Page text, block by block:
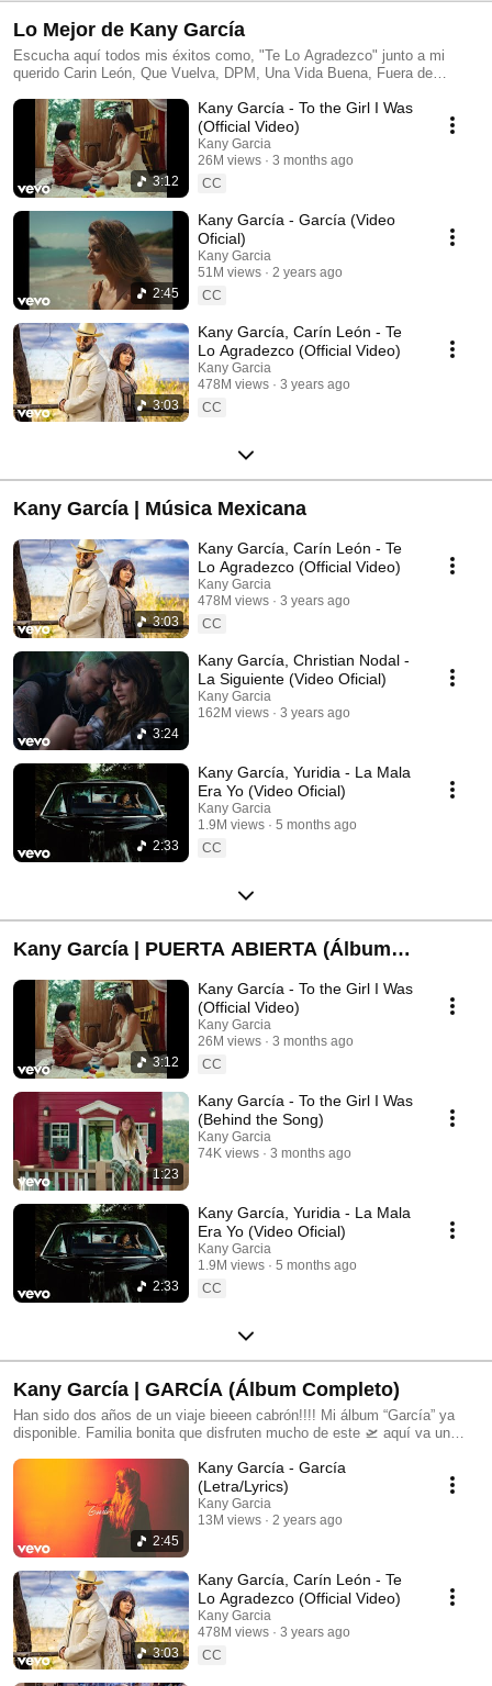
Lo Mejor de Kany García
Escucha aquí todos mis éxitos como, "Te Lo Agradezco" junto a mi
querido Carin León, Que Vuelva, DPM, Una Vida Buena, Fuera de
3:12
Kany García - To the Girl I Was
(Official Video)
Kany Garcia
26M views
3 months ago
CC
2:45
Kany García - García (Video
Oficial)
Kany Garcia
51M views
2 years ago
CC
3:03
Kany García, Carín León - Te
Lo Agradezco (Official Video)
Kany Garcia
478M views
3 years ago
CC
Kany García | Música Mexicana
3:03
Kany García, Carín León - Te
Lo Agradezco (Official Video)
Kany Garcia
478M views
3 years ago
CC
3:24
Kany García, Christian Nodal -
La Siguiente (Video Oficial)
Kany Garcia
162M views
3 years ago
2:33
Kany García, Yuridia - La Mala
Era Yo (Video Oficial)
Kany Garcia
1.9M views
5 months ago
CC
Kany García | PUERTA ABIERTA (Álbum
Completo)
3:12
Kany García - To the Girl I Was
(Official Video)
Kany Garcia
26M views
3 months ago
CC
1:23
Kany García - To the Girl I Was
(Behind the Song)
Kany Garcia
74K views
3 months ago
2:33
Kany García, Yuridia - La Mala
Era Yo (Video Oficial)
Kany Garcia
1.9M views
5 months ago
CC
Kany García | GARCÍA (Álbum Completo)
Han sido dos años de un viaje bieeen cabrón!!!! Mi álbum “García” ya
disponible. Familia bonita que disfruten mucho de este 🛫 aquí va un
2:45
Kany García - García
(Letra/Lyrics)
Kany Garcia
13M views
2 years ago
3:03
Kany García, Carín León - Te
Lo Agradezco (Official Video)
Kany Garcia
478M views
3 years ago
CC